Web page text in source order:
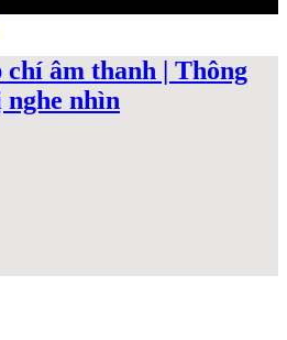
âm thanh | Thông
nhìn